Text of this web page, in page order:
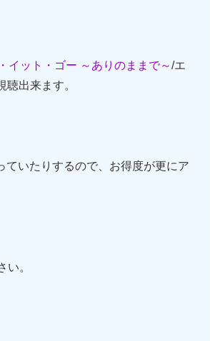
イット・ゴー ～ありのままで～/エ
出来ます。
ていたりするので、お得度が更にア
。